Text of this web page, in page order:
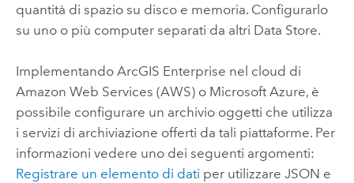
quantità di spazio su disco e memoria. Configurarlo
su uno o più computer separati da altri Data Store.
Implementando ArcGIS Enterprise nel cloud di
Amazon Web Services (AWS)o Microsoft Azure, è
possibile configurare un archivio oggetti che utilizza
i servizi di archiviazione offerti da tali piattaforme. Per
informazioni vedere uno dei seguenti argomenti:
Registrare un elemento di dati per utilizzare JSON e